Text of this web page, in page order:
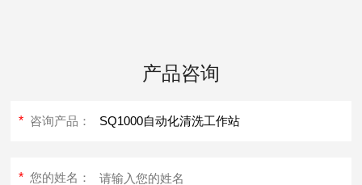
产品咨询
* 咨询产品：
* 您的姓名：